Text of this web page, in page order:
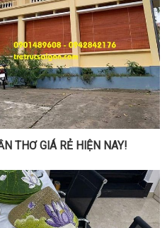
THƠ GIÁ RẺ HIỆN NAY!